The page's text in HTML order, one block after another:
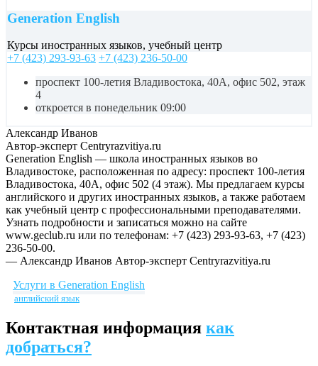
Generation English
Курсы иностранных языков, учебный центр
+7 (423) 293-93-63 +7 (423) 236-50-00
проспект 100-летия Владивостока, 40А, офис 502, этаж
4
откроется в понедельник 09:00
Александр Иванов
Автор-эксперт Centryrazvitiya.ru
Generation English — школа иностранных языков во
Владивостоке, расположенная по адресу: проспект 100-летия
Владивостока, 40А, офис 502 (4 этаж). Мы предлагаем курсы
английского и других иностранных языков, а также работаем
как учебный центр с профессиональными преподавателями.
Узнать подробности и записаться можно на сайте
www.geclub.ru или по телефонам: +7 (423) 293-93-63, +7 (423)
236-50-00.
— Александр Иванов Автор-эксперт Centryrazvitiya.ru
Услуги в Generation English
английский язык
Контактная информация как
добраться?